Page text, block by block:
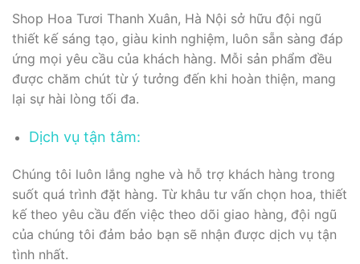
Shop Hoa Tươi Thanh Xuân, Hà Nội sở hữu đội ngũ
thiết kế sáng tạo, giàu kinh nghiệm, luôn sẵn sàng đáp
ứng mọi yêu cầu của khách hàng. Mỗi sản phẩm đều
được chăm chút từ ý tưởng đến khi hoàn thiện, mang
lại sự hài lòng tối đa.
Dịch vụ tận tâm:
Chúng tôi luôn lắng nghe và hỗ trợ khách hàng trong
suốt quá trình đặt hàng. Từ khâu tư vấn chọn hoa, thiết
kế theo yêu cầu đến việc theo dõi giao hàng, đội ngũ
của chúng tôi đảm bảo bạn sẽ nhận được dịch vụ tận
tình nhất.